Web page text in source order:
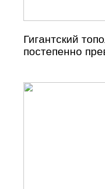
Гигантский
постепенно